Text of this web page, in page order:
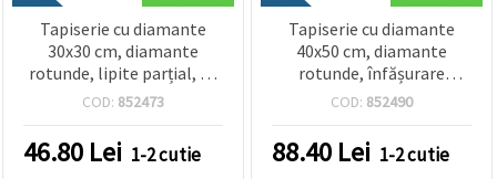
Tapiserie cu diamante
30x30 cm, diamante
rotunde, lipite parțial, cu
ramă - Sirenă de Perle LT-
COD: 852473
46.80 Lei 1-2 cutie
Tapiserie cu diamante
40x50 cm, diamante
rotunde, înfășurare
completă cu ramă -
XQYX86099
COD: 852490
88.40 Lei 1-2 cutie